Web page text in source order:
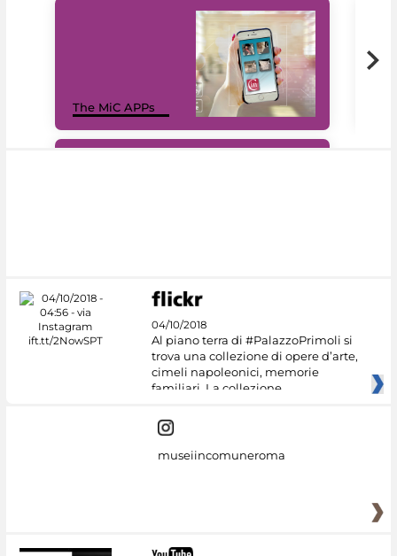
The MiC APPs
04/10/2018
Al piano terra di #PalazzoPrimoli si
trova una collezione di opere d’arte,
cimeli napoleonici, memorie
familiari. La collezione
museiincomuneroma